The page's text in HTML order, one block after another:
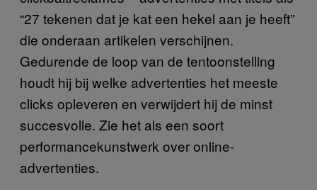
“27 tekenen dat je kat een hekel aan je heeft”
die onderaan artikelen verschijnen.
Gedurende de loop van de tentoonstelling
houdt hij bij welke advertenties het meeste
clicks opleveren en verwijdert hij de minst
succesvolle. Zie het als een soort
performancekunstwerk over online-
advertenties.